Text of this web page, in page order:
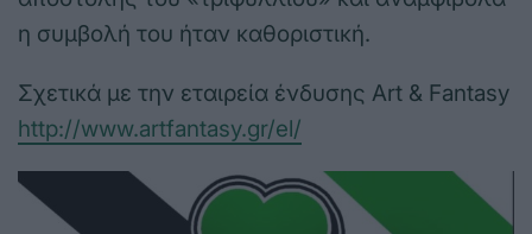
η συμβολή του ήταν καθοριστική.
Σχετικά με την εταιρεία ένδυσης Art & Fantasy
http://www.artfantasy.gr/el/